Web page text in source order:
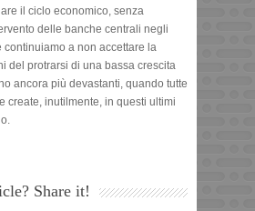
il ciclo economico, senza
delle banche centrali negli
continuiamo a non accettare la
del protrarsi di una bassa crescita
ancora più devastanti, quando tutte
create, inutilmente, in questi ultimi
Share it!